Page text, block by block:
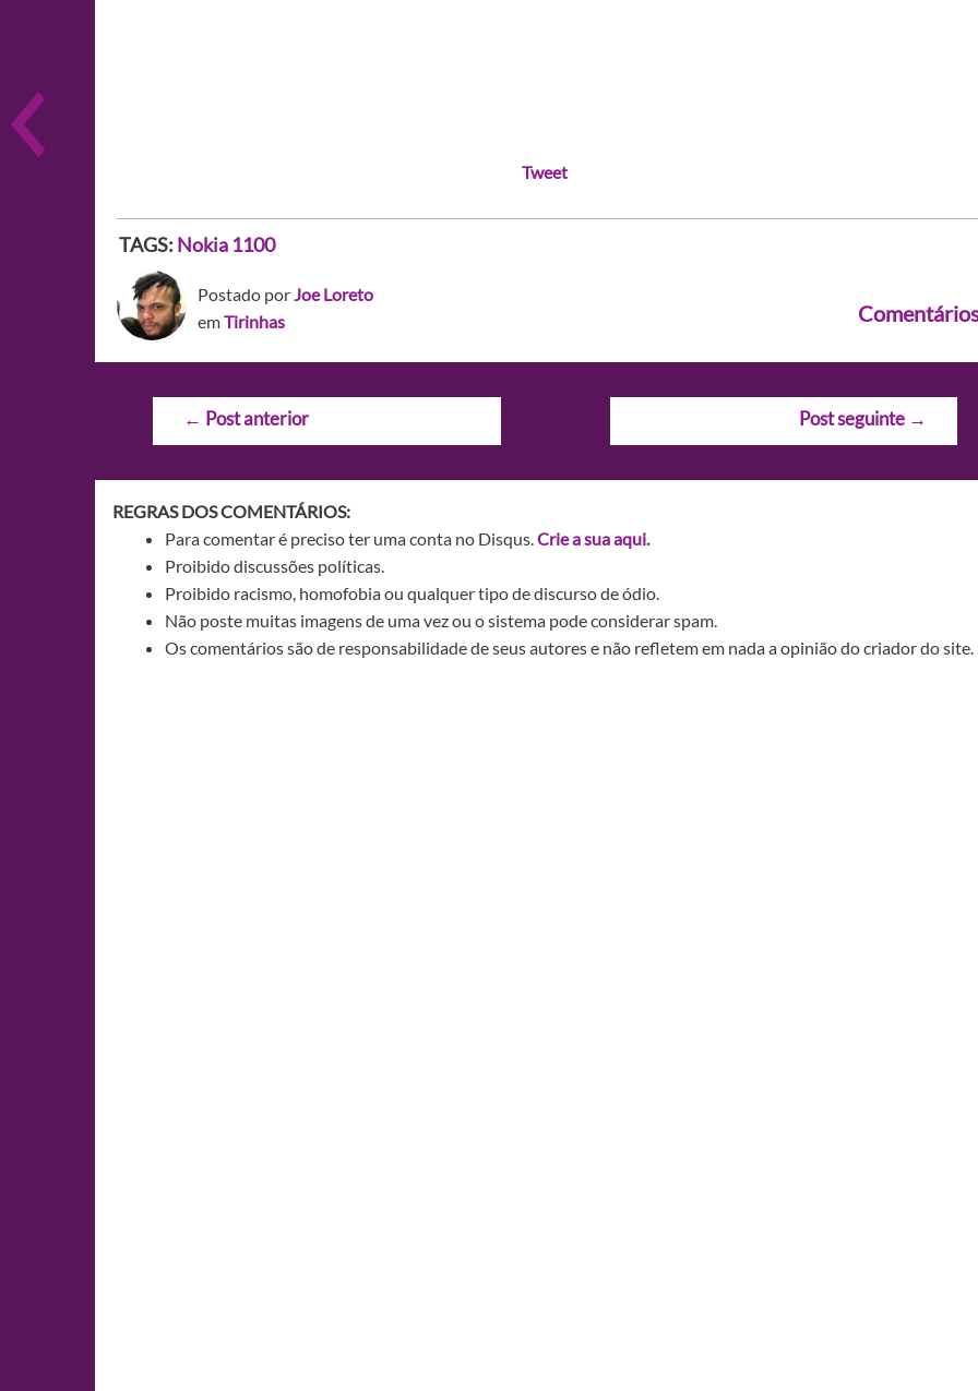
Tweet
TAGS: Nokia 1100
Postado porJoe Loreto
emTirinhas
Navegação
← Post anterior Post seguinte →
REGRAS DOS COMENTÁRIOS:
Para comentar é preciso ter uma conta no Disqus.Crie a sua aqui.
Proibido discussões políticas.
Proibido racismo, homofobia ou qualquer tipo de discurso de ódio.
Não poste muitas imagens de uma vez ou o sistema pode considerar spam.
Os comentários são de responsabilidade de seus autores e não refletem em nada a opinião do criador do site.